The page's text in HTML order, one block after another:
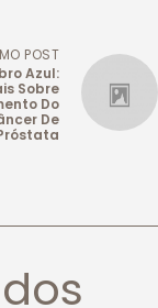
POST
Azul:
Sobre
Do
De